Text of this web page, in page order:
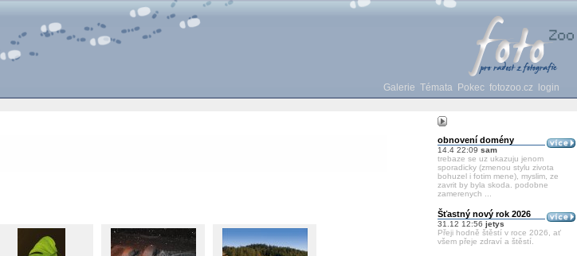
Galerie Témata Pokec fotozoo.cz login
obnovení domény
14.4 22:09 sam
trebaze se uz ukazuju jenom
sporadicky (zmenou stylu zivota
bohuzel i fotim mene), myslim, ze
zavrit by byla skoda. podobne
zamerenych ...
Šťastný nový rok 2026
31.12 12:56 jetys
Přeji hodně štěstí v roce 2026, ať
všem přeje zdraví a štěstí.